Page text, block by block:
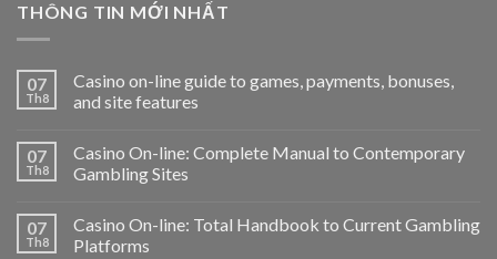
THÔNG TIN MỚI NHẤT
07
Th8
Casino on-line guide to games, payments, bonuses,
and site features
07
Th8
Casino On-line: Complete Manual to Contemporary
Gambling Sites
07
Th8
Casino On-line: Total Handbook to Current Gambling
Platforms